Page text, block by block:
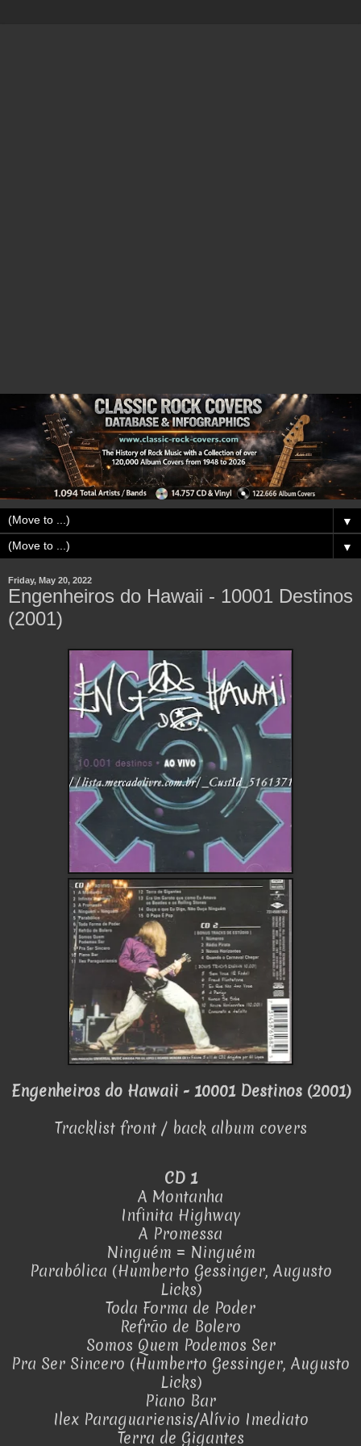
▼
▼
Friday, May 20, 2022
Engenheiros do Hawaii - 10001 Destinos
(2001)
Engenheiros do Hawaii - 10001 Destinos (2001)
Tracklist front / back album covers
CD 1
A Montanha
Infinita Highway
A Promessa
Ninguém = Ninguém
Parabólica (Humberto Gessinger, Augusto
Licks)
Toda Forma de Poder
Refrão de Bolero
Somos Quem Podemos Ser
Pra Ser Sincero (Humberto Gessinger, Augusto
Licks)
Piano Bar
Ilex Paraguariensis/Alívio Imediato
Terra de Gigantes